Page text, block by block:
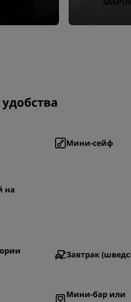
Мини-сейф
на
Завтрак
Мини-бар или